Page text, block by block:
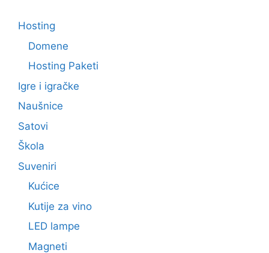
Hosting
Domene
Hosting Paketi
Igre i igračke
Naušnice
Satovi
Škola
Suveniri
Kućice
Kutije za vino
LED lampe
Magneti